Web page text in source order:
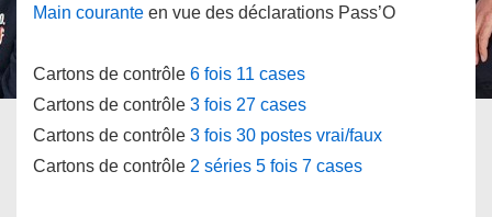
Main courante en vue des déclarations Pass’O
Cartons de contrôle 6 fois 11 cases
Cartons de contrôle 3 fois 27 cases
Cartons de contrôle 3 fois 30 postes vrai/faux
Cartons de contrôle 2 séries 5 fois 7 cases